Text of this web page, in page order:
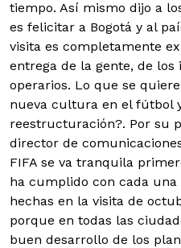
tiempo. Así mismo dijo a
es felicitar a Bogotá y al
visita es completamente
entrega de la gente, de los
operarios. Lo que se
nueva cultura en el fútbol
reestructuración?. Por su
director de
FIFA se va tranquila
ha cumplido con cada
hechas en la visita de
porque en todas las
buen desarrollo de los